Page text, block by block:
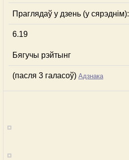
Праглядаў у дзень (у сярэднім):
6.19
Бягучы рэйтынг
(пасля 3 галасоў) Адзнака